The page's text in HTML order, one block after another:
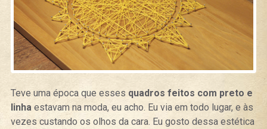
Teve uma época que esses quadros feitos com preto e
linha estavam na moda, eu acho. Eu via em todo lugar, e às
vezes custando os olhos da cara. Eu gosto dessa estética